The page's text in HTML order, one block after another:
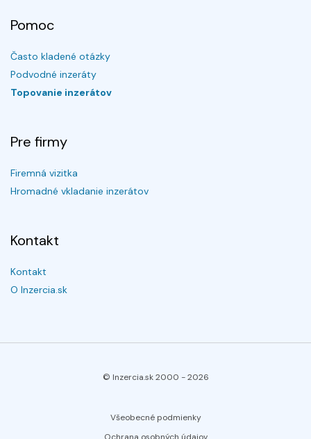
Pomoc
Často kladené otázky
Podvodné inzeráty
Topovanie inzerátov
Pre firmy
Firemná vizitka
Hromadné vkladanie inzerátov
Kontakt
Kontakt
O Inzercia.sk
© Inzercia.sk 2000 -2026
Všeobecné podmienky